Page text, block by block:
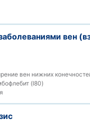
вен
вен нижних
(I80)